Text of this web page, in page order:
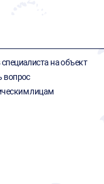
на объект
вопрос
лицам